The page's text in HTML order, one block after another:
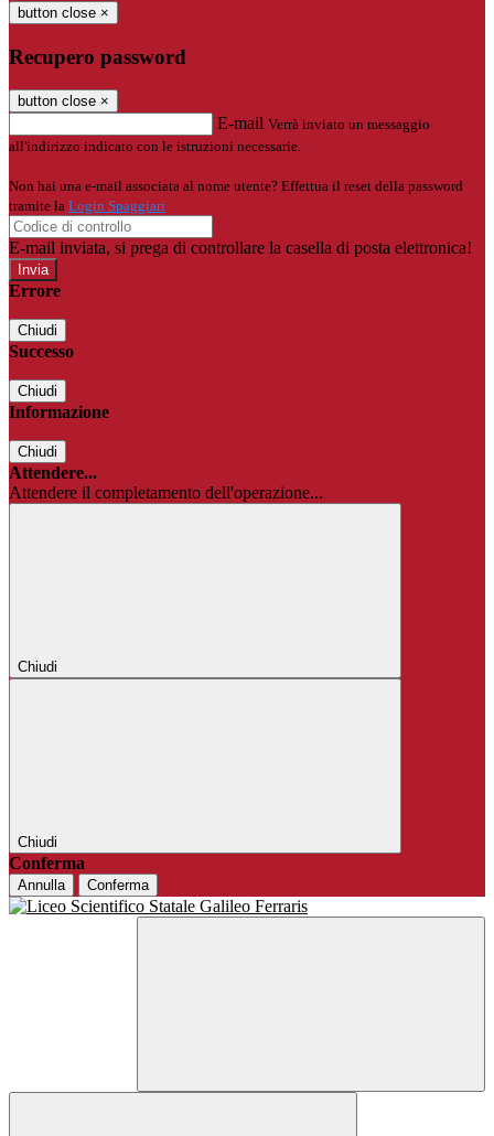
button close ×
Recupero password
button close ×
E-mail Verrà inviato un messaggio
all'indirizzo indicato con le istruzioni necessarie.
Non hai una e-mail associata al nome utente? Effettua il reset della password
tramite la Login Spaggiari
E-mail inviata, si prega di controllare la casella di posta elettronica!
Errore
Chiudi
Successo
Chiudi
Informazione
Chiudi
Attendere...
Attendere il completamento dell'operazione...
Chiudi
Chiudi
Conferma
Annulla Conferma